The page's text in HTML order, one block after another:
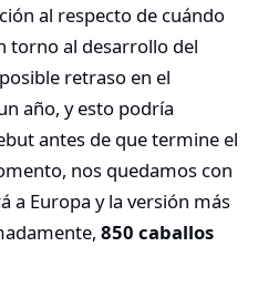
al respecto de cuándo
torno al desarrollo del
retraso en el
año, y esto podría
antes de que termine el
nos quedamos con
a Europa y la versión más
850 caballos